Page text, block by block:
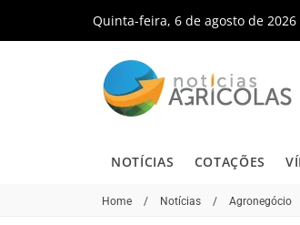
Quinta-feira, 6 de agosto de 2026
NOTÍCIAS COTAÇÕES
Home / Notícias / Agronegócio